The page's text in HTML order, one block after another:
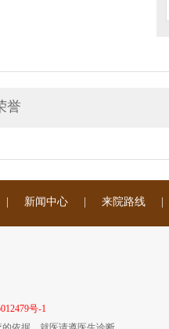
誉
| 新闻中心 | 来院路线 |
号-1